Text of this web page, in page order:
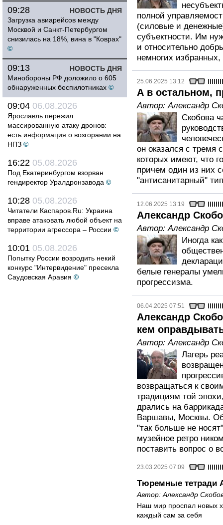
НОВОСТЬ ДНЯ
09:28
Загрузка авиарейсов между
Москвой и Санкт-Петербургом
снизилась на 18%, вина в "Коврах"
©
НОВОСТЬ ДНЯ
09:13
Минобороны РФ доложило о 605
обнаруженных беспилотниках ©
09:04 06.08.2026
Ярославль пережил
массированную атаку дронов:
есть информация о возгорании на
НПЗ ©
16:22 05.08.2026
Под Екатеринбургом взорван
гендиректор Уралдронзавода ©
10:28 05.08.2026
Читатели Каспаров.Ru: Украина
вправе атаковать любой объект на
территории агрессора – России ©
10:01 05.08.2026
Попытку России возродить некий
конкурс "Интервидение" пресекла
Саудовская Аравия ©
полной
(силовые и
субъектности. Им
и относительно
немногих избранных,
25.06.2025 13:12
А в остальном,
Автор:Александр
Скобова
он оказался с тремя
которых имеют, что
причем один из них
"антисанитарный"
12.06.2025 13:19
Александр
Автор:Александр
Иногда
белые генералы
прогрессизма.
06.04.2025 07:51
Александр
кем
Автор:Александр
Лагерь
возвращаться к
традициям той
дрались на
Варшавы, Москвы.
"так больше не
музейное ретро
поставить вопрос о
23.03.2025 07:09
Тюремные тетради
Автор: Александр
Наш мир проспал новых
каждый сам за себя